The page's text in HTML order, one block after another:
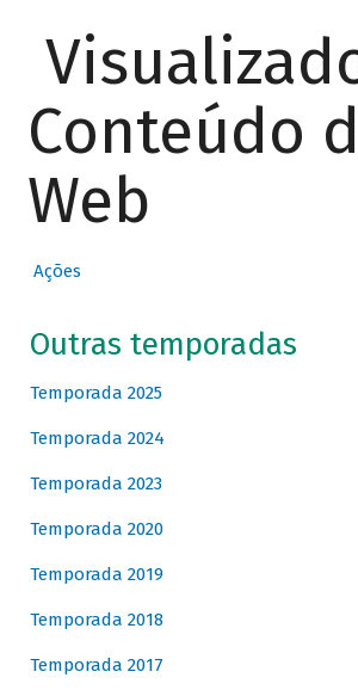
Conteúdo
Web
Ações
Outras temporadas
Temporada 2025
Temporada 2024
Temporada 2023
Temporada 2020
Temporada 2019
Temporada 2018
Temporada 2017